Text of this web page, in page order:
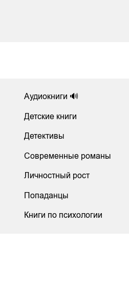
Аудиокниги 🔊
Детские книги
Детективы
Современные романы
Личностный рост
Попаданцы
Книги по психологии